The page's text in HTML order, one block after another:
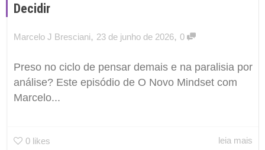
Decidir
Marcelo J Bresciani, 23 de junho de 2026, 0
Preso no ciclo de pensar demais e na paralisia por
análise? Este episódio de O Novo Mindset com
Marcelo...
0 likes leia mais